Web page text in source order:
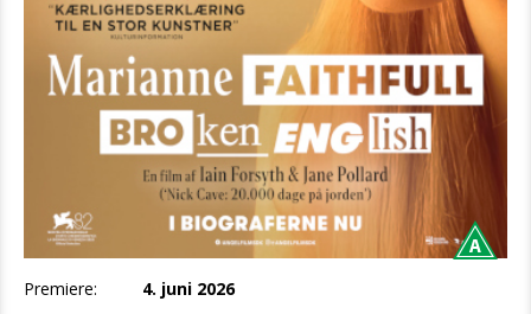
Premiere:
4. juni 2026